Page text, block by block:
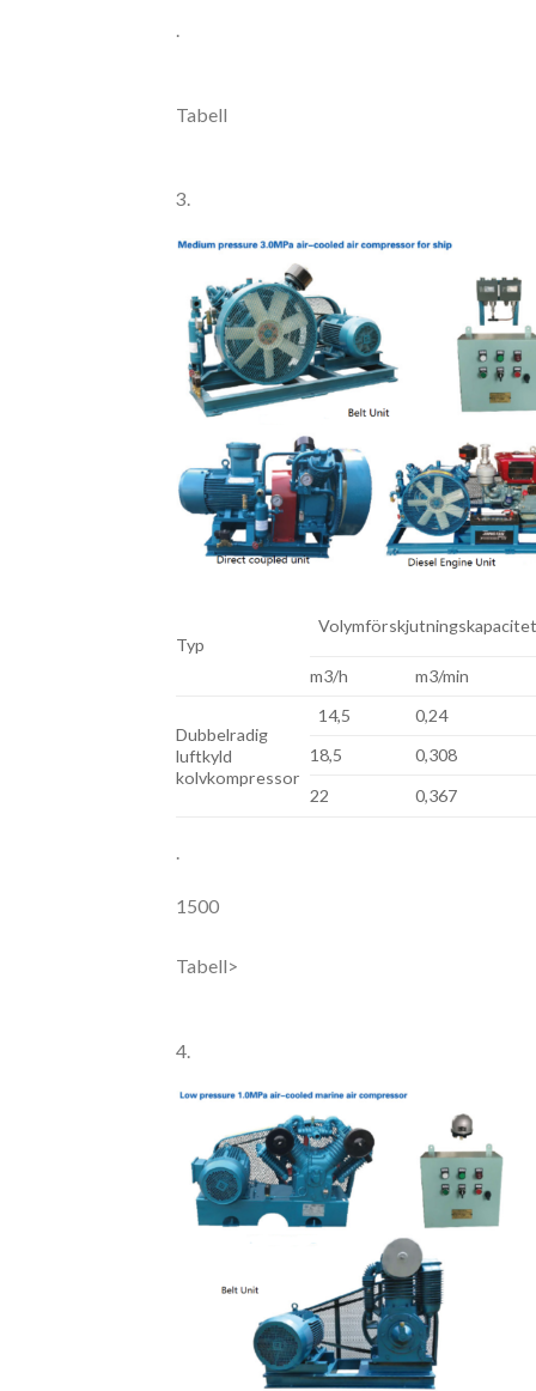
.
Tabell
3.
Typ
m3/h m3/min
Dubbelradig
luftkyld
kolvkompressor
14,5
0,24
18,5
0,308
22
0,367
.
1500
Tabell>
4.